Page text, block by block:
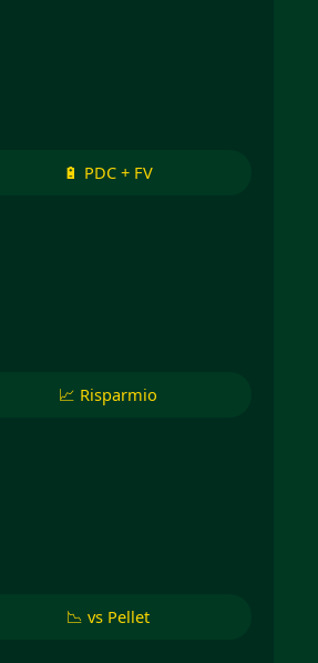
🔋 PDC + FV
📈 Risparmio
📉 vs Pellet